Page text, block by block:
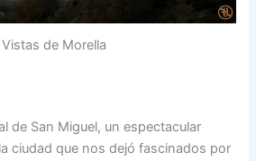
Vistas de Morella
de San Miguel, un espectacular
ciudad que nos dejó fascinados por